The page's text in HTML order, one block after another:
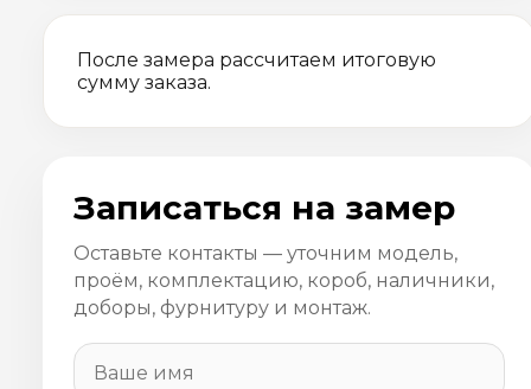
После замера рассчитаем итоговую
сумму заказа.
Записаться на замер
Оставьте контакты — уточним модель,
проём, комплектацию, короб, наличники,
доборы, фурнитуру и монтаж.